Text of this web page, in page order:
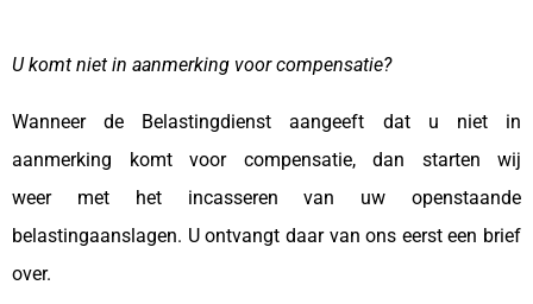
U komt niet in aanmerking voor compensatie?
Wanneer de Belastingdienst aangeeft dat u niet in
aanmerking komt voor compensatie, dan starten wij
weer met het incasseren van uw openstaande
belastingaanslagen. U ontvangt daar van ons eerst een brief
over.